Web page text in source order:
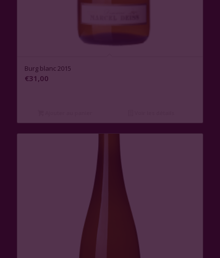
Burg blanc 2015
€31,00